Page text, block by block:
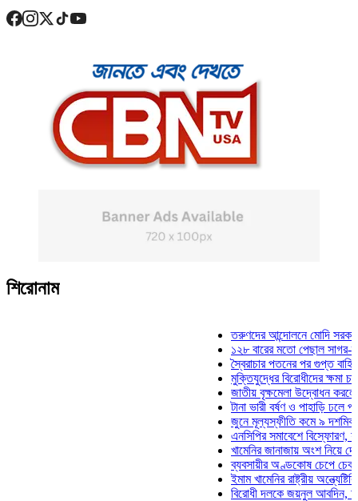
শিরোনাম
তরুণদের আন্দোলনে মোদি সরকার
১২৮ বারের মতো পেছাল সাগর-রুনি
স্বৈরাচার পতনের পর গুপ্ত বাহিনীর
মুক্তিযুদ্ধের বিরোধীদের ক্ষমা চাইতে
জাতীয় বৃক্ষমেলা উদ্বোধন করলেন
টানা ভারী বর্ষণ ও পাহাড়ি ঢলে
জুনে মূল্যস্ফীতি কমে ৯ দশমিক ১৬
এনসিপির সমাবেশে বিস্ফোরণ,
খামেনির জানাজায় অংশ নিয়ে দেশে
ব্যবসায়ীর অণ্ডকোষ চেপে চেক-
ইমাম খামেনির রাষ্ট্রীয়
বিরোধী দলকে জয়নুল আবদিন,